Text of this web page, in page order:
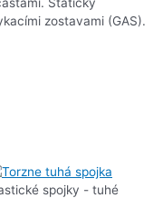
zostavami (GAS).
spojky - tuhé